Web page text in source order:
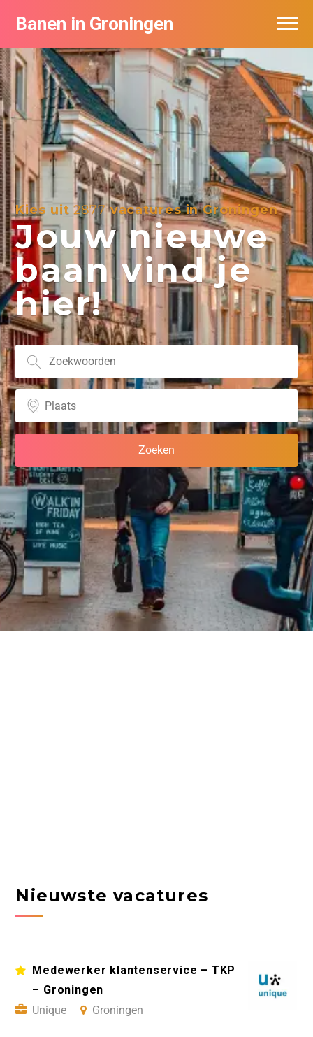
Banen in Groningen
Kies uit2877vacatures in Groningen
Jouw nieuwe
baan vind je
hier!
Nieuwste vacatures
Medewerker klantenservice – TKP
– Groningen
Unique
Groningen
Vacatures per bedrijf
De populairste vacatures in Groningen
Nieuwsbrief feed